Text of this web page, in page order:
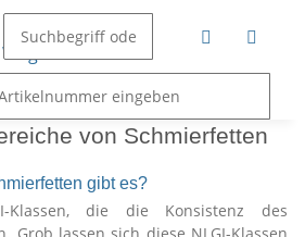
von Schmierfetten
gibt es?
die die Konsistenz des